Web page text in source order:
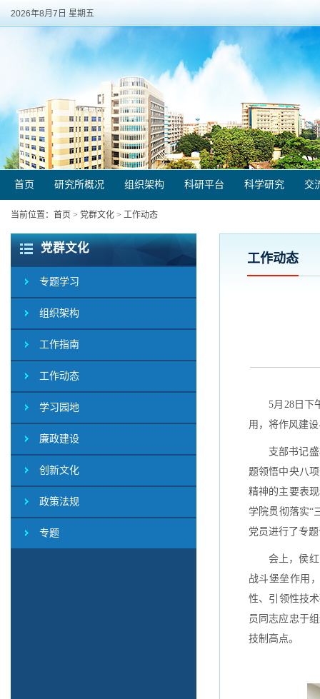
2026年8月7日 星期五
首页 研究所概况 组织架构 科研平台 科学研究 交
当前位置： 首页 > 党群文化 > 工作动态
党群文化
专题学习
组织架构
工作指南
工作动态
学习园地
廉政建设
创新文化
政策法规
专题
工作动态
5月28日下
用，将作风建
支部书记
题领悟中央八
精神的主要表
学院贯彻落实“
党员进行了专
会上，侯
战斗堡垒作用
性、引领性技
员同志应忠于
技制高点。